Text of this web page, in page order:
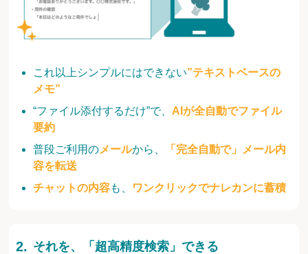
これ以上シンプルにはできない”テキストベースの
メモ”
“ファイル添付するだけ”で、 AIが全自動でファイル
要約
普段ご利用のメールから、
「完全自動で」メール内
容を転送
チャットの内容も、 ワンクリックでナレカンに蓄積
それを、「超高精度検索」できる